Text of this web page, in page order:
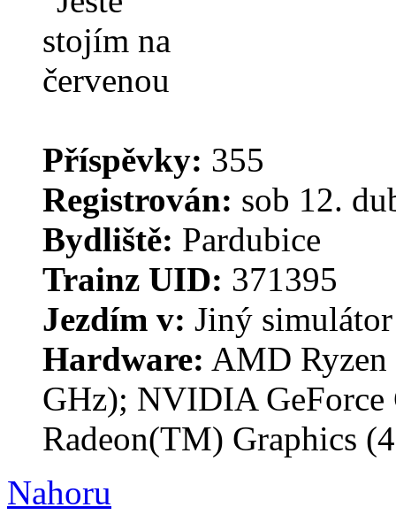
Příspěvky: 355
Registrován: sob 12.
Bydliště: Pardubice
Trainz UID: 371395
Jezdím v: Jiný simulátor
Hardware: AMD Ryzen
GHz); NVIDIA
Radeon(TM) Graphics
Nahoru